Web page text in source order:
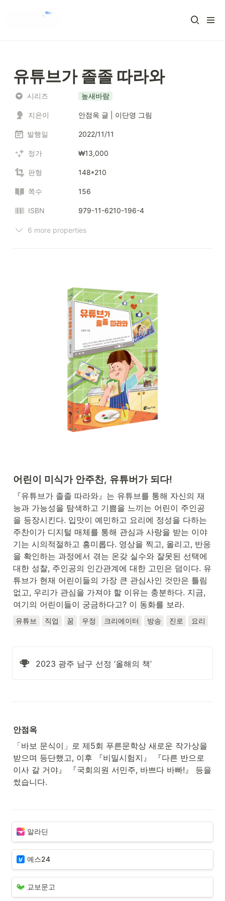
유튜브가 졸졸 따라와
시리즈 높새바람
지은이 안점옥 글 | 이단영 그림
발행일 2022/11/11
정가 ₩13,000
판형 148*210
쪽수 156
ISBN 979-11-6210-196-4
6 more properties
어린이 미식가 안주찬, 유튜버가 되다!
『유튜브가 졸졸 따라와』는 유튜브를 통해 자신의 재
능과 가능성을 탐색하고 기쁨을 느끼는 어린이 주인공
을 등장시킨다. 입맛이 예민하고 요리에 정성을 다하는
주찬이가 디지털 매체를 통해 관심과 사랑을 받는 이야
기는 시의적절하고 흥미롭다. 영상을 찍고, 올리고, 반응
을 확인하는 과정에서 겪는 온갖 실수와 잘못된 선택에
대한 성찰, 주인공의 인간관계에 대한 고민은 덤이다. 유
튜브가 현재 어린이들의 가장 큰 관심사인 것만은 틀림
없고, 우리가 관심을 가져야 할 이유는 충분하다. 지금,
여기의 어린이들이 궁금하다고? 이 동화를 보라.
유튜브 직업 꿈 우정 크리에이터 방송 진로 요리
2023 광주 남구 선정 ‘올해의 책’
안점옥
「바보 문식이」로 제5회 푸른문학상 새로운 작가상을
받으며 등단했고, 이후 『비밀시험지』 『다른 반으로
이사 갈 거야』 『국회의원 서민주, 바쁘다 바빠!』 등을
썼습니다.
알라딘
예스24
교보문고